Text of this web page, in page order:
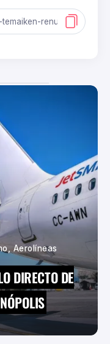
Aerolíneas
DIRECTO DE